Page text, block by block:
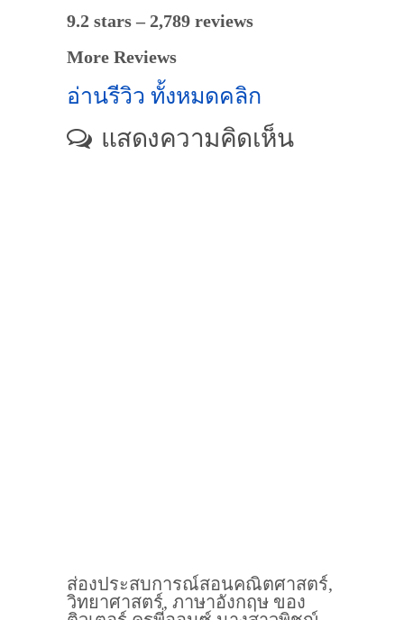
9.2 stars – 2,789 reviews
More Reviews
อ่านรีวิว ทั้งหมดคลิก
แสดงความคิดเห็น
ส่องประสบการณ์สอนคณิตศาสตร์,
วิทยาศาสตร์, ภาษาอังกฤษ ของ